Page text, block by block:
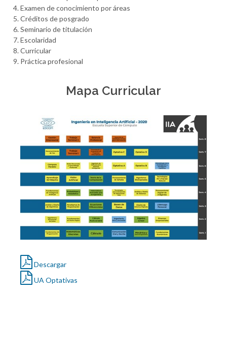
Examen de conocimiento por áreas
Créditos de posgrado
Seminario de titulación
Escolaridad
Curricular
Práctica profesional
Mapa Curricular
Descargar
UA Optativas